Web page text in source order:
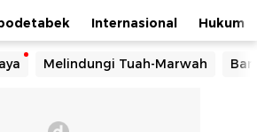
Internasional Hukum
Melindungi Tuah-Marwah